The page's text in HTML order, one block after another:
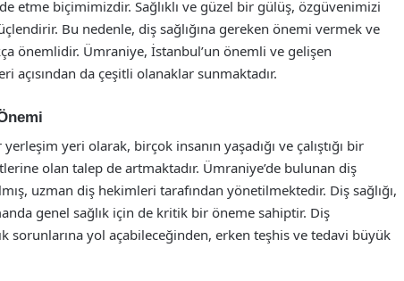
etme biçimimizdir. Sağlıklı ve güzel bir gülüş, özgüvenimizi
Bu nedenle, diş sağlığına gereken önemi vermek ve
önemlidir. Ümraniye, İstanbul’un önemli ve gelişen
da çeşitli olanaklar sunmaktadır.
yeri olarak, birçok insanın yaşadığı ve çalıştığı bir
olan talep de artmaktadır. Ümraniye’de bulunan diş
uzman diş hekimleri tarafından yönetilmektedir. Diş sağlığı,
genel sağlık için de kritik bir öneme sahiptir. Diş
sorunlarına yol açabileceğinden, erken teşhis ve tedavi büyük